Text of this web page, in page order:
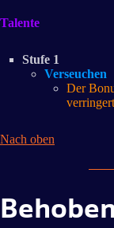
Talente
Stufe 1
Verseuchen
Der
Nach oben